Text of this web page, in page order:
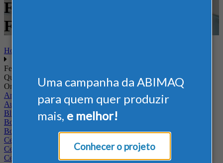
Uma campanha da ABIMAQ
para quem quer produzir
mais, e melhor!
Conhecer o projeto
Feiras - Expo Center Norte -
Feira Nacional - Fundição
Home
Feiras
Quando
Onde
Arena Jaguariuna
Auditório Albano Franco - FIEPA
Blumenau - SC
BolognaFiere
Boulevard Olimpico - RJ
Centro Internacional de Convenções do Brasil, em Brasília
Centro de Convenções - SE
Centro de Convenções de Pernambuco - PE